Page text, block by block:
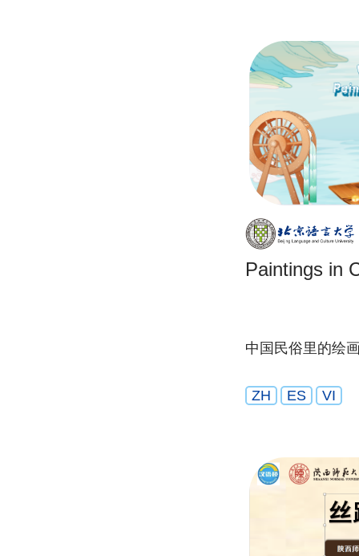
Paintings in
中国民俗里的绘
ZH ES VI